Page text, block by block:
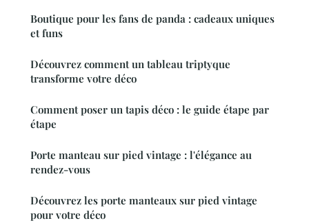
Boutique pour les fans de panda : cadeaux uniques
et funs
Découvrez comment un tableau triptyque
transforme votre déco
Comment poser un tapis déco : le guide étape par
étape
Porte manteau sur pied vintage : l'élégance au
rendez-vous
Découvrez les porte manteaux sur pied vintage
pour votre déco